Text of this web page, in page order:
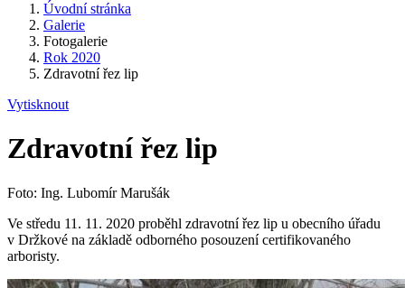
Úvodní stránka
Galerie
Fotogalerie
Rok 2020
Zdravotní řez lip
Vytisknout
Zdravotní řez lip
Foto: Ing. Lubomír Marušák
Ve středu 11. 11. 2020 proběhl zdravotní řez lip u obecního úřadu
v Držkové na základě odborného posouzení certifikovaného
arboristy.